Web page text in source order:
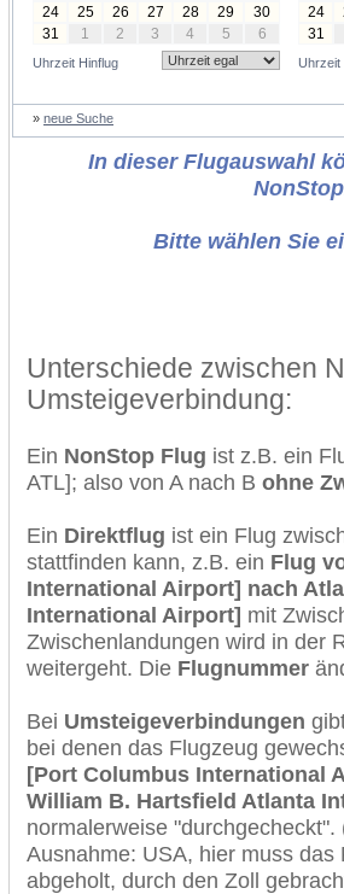
24
25 26 27 28 29
30
31
1 2 3 4 5 6
Uhrzeit Hinflug
24
31
Uhrzeit
» neue Suche
In dieser Flugauswahl
Bitte wählen Sie
Unterschiede zwischen
Umsteigeverbindung:
Ein NonStop Flug ist z.B. ein
ATL]; also von A nach B ohne
Ein Direktflug ist ein Flug
stattfinden kann, z.B. ein Flug
International Airport] nach
International Airport] mit
Zwischenlandungen wird in der
weitergeht. Die Flugnummer
Bei Umsteigeverbindungen
bei denen das Flugzeug
[Port Columbus International
William B. Hartsfield Atlanta
normalerweise
Ausnahme: USA, hier muss
abgeholt, durch den Zoll